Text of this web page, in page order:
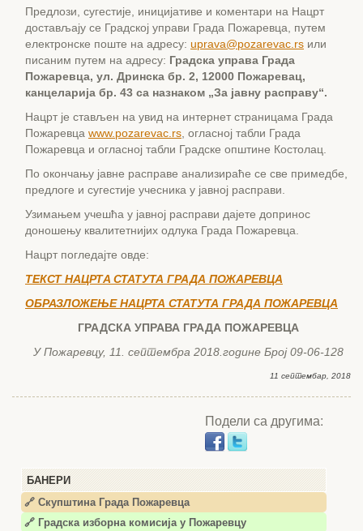
БАНЕРИ
🔗 Скупштина Града Пожаревца
🔗 Градска изборна комисија у Пожаревцу
Предлози, сугестије, иницијативе и коментари на Нацрт
достављају се Градској управи Града Пожаревца, путем
електронске поште на адресу: uprava@pozarevac.rs или
писаним путем на адресу: Градска управа Града
Пожаревца, ул. Дринска бр. 2, 12000 Пожаревац,
канцеларија бр. 43 са назнаком „За јавну расправу“.
Нацрт је стављен на увид на интернет страницама Града
Пожаревца www.pozarevac.rs , огласној табли Града
Пожаревца и огласној табли Градске општине Костолац.
По окончању јавне расправе анализираће се све примедбе,
предлоге и сугестије учесника у јавној расправи
Узимањем учешћа у јавној расправи дајете допринос
доношењу квалитетнијих одлука Града Пожаревца.
Нацрт погледајте овде:
ТЕКСТ НАЦРТA СТАТУТА ГРАДА ПОЖАРЕВЦА
ОБРАЗЛОЖЕЊЕ НАЦРТА СТАТУТА ГРАДА ПОЖАРЕВЦА
ГРАДСКА УПРАВА ГРАДА ПОЖАРЕВЦА
У Пожаревцу, 11. септембра 2018.године Број 09-06-128
11 септембар, 2018
Подели са другима: